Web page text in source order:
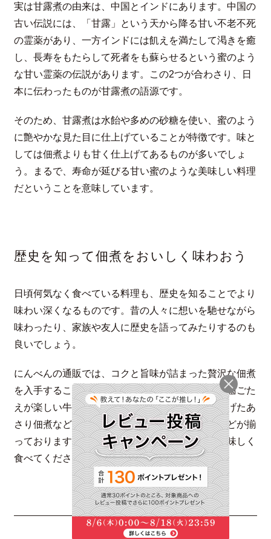
実は甘露煮の由来は、中国とインドにあります。中国の
古い伝説には、「甘露」という天から降る甘い不老不死
の霊薬があり、一方インドには飢えを満たして渇きを癒
し、長寿をもたらして死者をも蘇らせるという蜜のよう
な甘い霊薬の伝説があります。この2つが合わさり、日
本に伝わったものが甘露煮の語源です。
そのため、甘露煮は水飴や多めの砂糖を使い、蜜のよう
に艶やかな見た目に仕上げていることが特徴です。味と
しては佃煮よりも甘く仕上げてあるものが多いでしょ
う。まるで、寿命が延びる甘い蜜のような美味しい料理
だということを意味しています。
歴史を知って佃煮をおいしく味わおう
日頃何気なく食べている料理も、歴史を知ることでより
味わい深くなるものです。昔の人々に想いを馳せながら
味わったり、家族や友人に歴史を語ってみたりするのも
良いでしょう。
にんべんの通販では、コクと旨味が詰まった贅沢な佃煮
を入手することができます。シャキシャキとした歯ごた
えが楽しい牛肉と根菜の佃煮や、ふっくらと仕上げたあ
さり佃煮など、贈り物にも喜ばれる詰め合わせなどが揃
っております。ぜひ佃煮の歴史や背景を知り、美味しく
食べてください。